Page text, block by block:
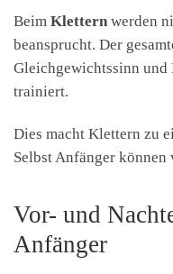
Beim Klettern werden
beansprucht. Der
Gleichgewichtssinn
trainiert.
Dies macht Klettern zu
Selbst Anfänger
Vor- und
Anfänger